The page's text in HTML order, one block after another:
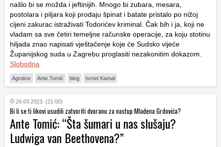
našlo bi se možda i jeftinijih. Mnogo bi zubara, mesara,
postolara i piljara koji prodaju špinat i batate pristalo po nižoj
cijeni zakurac istraživati Todorićev kriminal. Čak bih i ja, koji ne
vladam sa sve četiri temeljne računske operacije, za koju stotinu
hiljada znao napisati vještačenje koje će Sudsko vijeće
Županijskog suda u Zagrebu proglasiti nezakonitim dokazom.
Slobodna
Agrokor Ante Tomić blog Ismet Kamal
26.03.2023. (21:00)
Bi li se ti likovi usudili zatvoriti dvoranu za nastup Mladena Grdovića?
Ante Tomić: “Šta šumari u nas slušaju?
Ludwiga van Beethovena?”